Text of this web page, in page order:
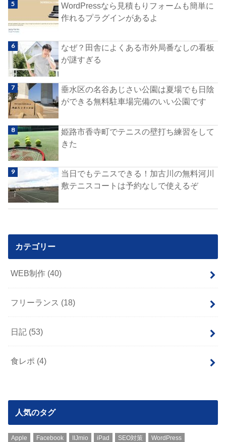
WordPressなら見積もりフォームも簡単に
作れるプラグインがあるよ
なぜ？田舎によくある市外局番なしの看板
が謎すぎる
垂水区の名谷あじさい公園は夏場でも日陰
ができる無料駐車場完備のいい公園です
姫路市香寺町でテニスの壁打ち練習をして
きた
当日でもテニスできる！加古川の無料河川
敷テニスコートは予約なしで使えるぞ
カテゴリー
WEB制作 (40)
フリーランス (18)
日記 (53)
食レポ (4)
人気のタグ
Apple Facebook IIJmio iPad SEO対策
WordPress